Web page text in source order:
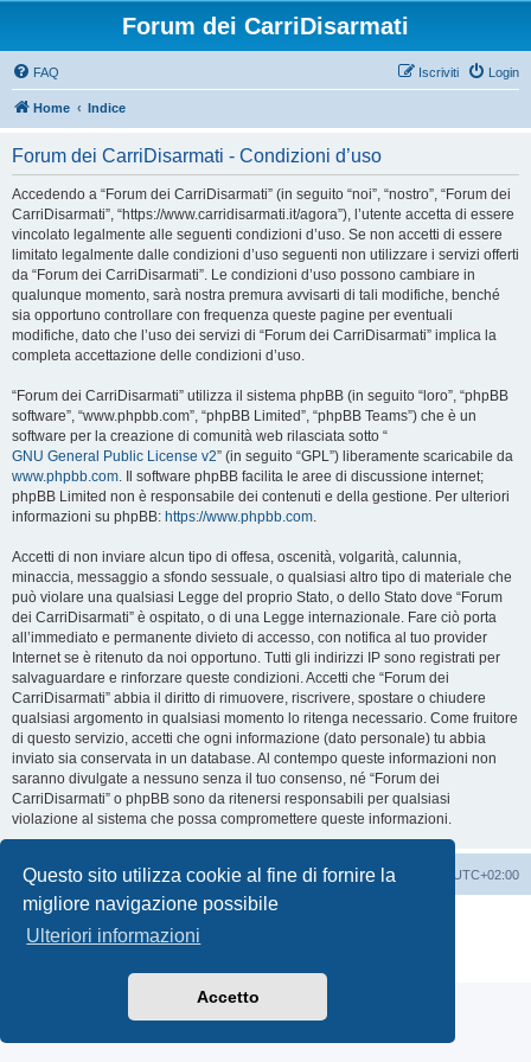
Questo sito utilizza cookie al fine di fornire la
migliore navigazione possibile
Ulteriori informazioni
Accetto
Forum dei CarriDisarmati
FAQ Login
Iscriviti
Home Indice
Forum dei CarriDisarmati - Condizioni d’uso
Accedendo a “Forum dei CarriDisarmati” (in seguito “noi”, “nostro”, “Forum dei
CarriDisarmati”, “https://www.carridisarmati.it/agora”), l’utente accetta di essere
vincolato legalmente alle seguenti condizioni d’uso. Se non accetti di essere
limitato legalmente dalle condizioni d’uso seguenti non utilizzare i servizi offerti
da “Forum dei CarriDisarmati”. Le condizioni d’uso possono cambiare in
qualunque momento, sarà nostra premura avvisarti di tali modifiche, benché
sia opportuno controllare con frequenza queste pagine per eventuali
modifiche, dato che l’uso dei servizi di “Forum dei CarriDisarmati” implica la
completa accettazione delle condizioni d’uso.
“Forum dei CarriDisarmati” utilizza il sistema phpBB (in seguito “loro”, “phpBB
software”, “www.phpbb.com”, “phpBB Limited”, “phpBB Teams”) che è un
software per la creazione di comunità web rilasciata sotto “
GNU General Public License v2” (in seguito “GPL”) liberamente scaricabile da
www.phpbb.com. Il software phpBB facilita le aree di discussione internet;
phpBB Limited non è responsabile dei contenuti e della gestione. Per ulteriori
informazioni su phpBB: https://www.phpbb.com.
Accetti di non inviare alcun tipo di offesa, oscenità, volgarità, calunnia,
minaccia, messaggio a sfondo sessuale, o qualsiasi altro tipo di materiale che
può violare una qualsiasi Legge del proprio Stato, o dello Stato dove “Forum
dei CarriDisarmati” è ospitato, o di una Legge internazionale. Fare ciò porta
all’immediato e permanente divieto di accesso, con notifica al tuo provider
Internet se è ritenuto da noi opportuno. Tutti gli indirizzi IP sono registrati per
salvaguardare e rinforzare queste condizioni. Accetti che “Forum dei
CarriDisarmati” abbia il diritto di rimuovere, riscrivere, spostare o chiudere
qualsiasi argomento in qualsiasi momento lo ritenga necessario. Come fruitore
di questo servizio, accetti che ogni informazione (dato personale) tu abbia
inviato sia conservata in un database. Al contempo queste informazioni non
saranno divulgate a nessuno senza il tuo consenso, né “Forum dei
CarriDisarmati” o phpBB sono da ritenersi responsabili per qualsiasi
violazione al sistema che possa compromettere queste informazioni.
Home Indice Tutti gli orari sono UTC+02:00
Cancella cookie
Creato da phpBB
Traduzione Italiana